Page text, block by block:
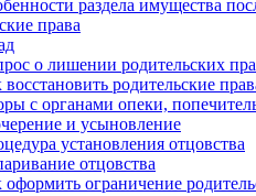
раздела имущества
права
о лишении родительских
восстановить родительские
с органами опеки,
и усыновление
установления отцовства
отцовства
оформить ограничение